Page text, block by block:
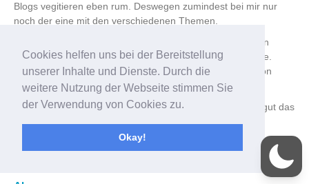
Cookies helfen uns bei der Bereitstellung
unserer Inhalte und Dienste. Durch die
weitere Nutzung der Webseite stimmen Sie
der Verwendung von Cookies zu.
Okay!
Blogs vegitieren eben rum. Deswegen zumindest bei mir nur
noch der eine mit den verschiedenen Themen.
Aufgeben würde ich nicht so schnell. Auch ich hatte letzten
Sommer so eine Tiefphase in der ich ans aufgeben dachte.
Inzwischen bin ich aber wieder voll motiviert und fast schon
schreibsüchtig. Nur auch mir fehlt die Zeit leider oft.
Das wird schon alles wieder. Manchmal ist es auch ganz gut das